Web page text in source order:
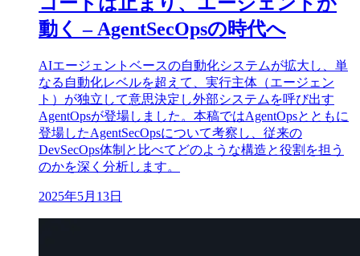
動く – AgentSecOpsの時代へ
AIエージェントベースの自動化システムが拡大し、単
なる自動化レベルを超えて、実行主体（エージェン
ト）が独立して意思決定し外部システムを呼び出す
AgentOpsが登場しました。本稿ではAgentOpsとともに
登場したAgentSecOpsについて考察し、従来の
DevSecOps体制と比べてどのような構造と役割を担う
のかを深く分析します。
2025年5月13日